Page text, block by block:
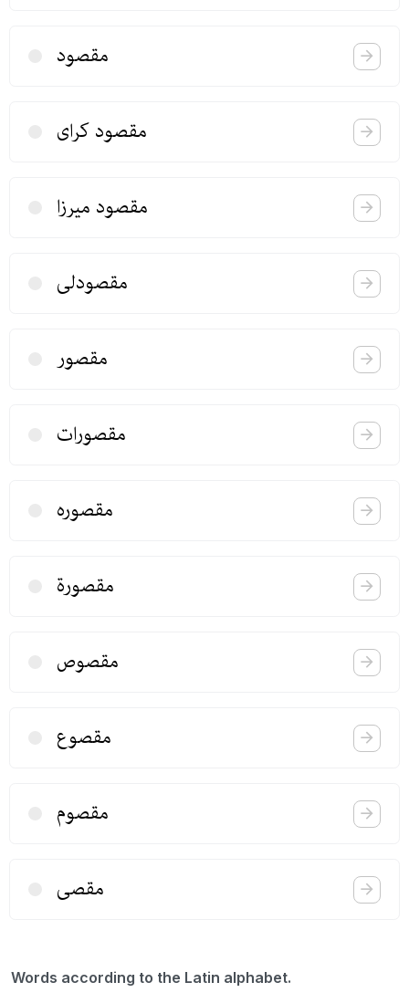
مقصود
مقصود كرای
مقصود میرزا
مقصودلی
مقصور
مقصورات
مقصوره
مقصورة
مقصوص
مقصوع
مقصوم
مقصی
Words according to the Latin alphabet.